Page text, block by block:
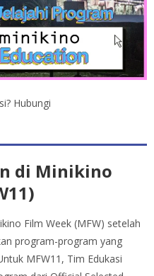
Hubungi
di Minikino
Film Week (MFW) setelah
program-program yang
MFW11, Tim Edukasi